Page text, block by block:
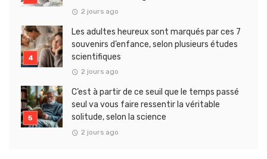
2 jours ago
Les adultes heureux sont marqués par ces 7
souvenirs d’enfance, selon plusieurs études
scientifiques
2 jours ago
C’est à partir de ce seuil que le temps passé
seul va vous faire ressentir la véritable
solitude, selon la science
2 jours ago